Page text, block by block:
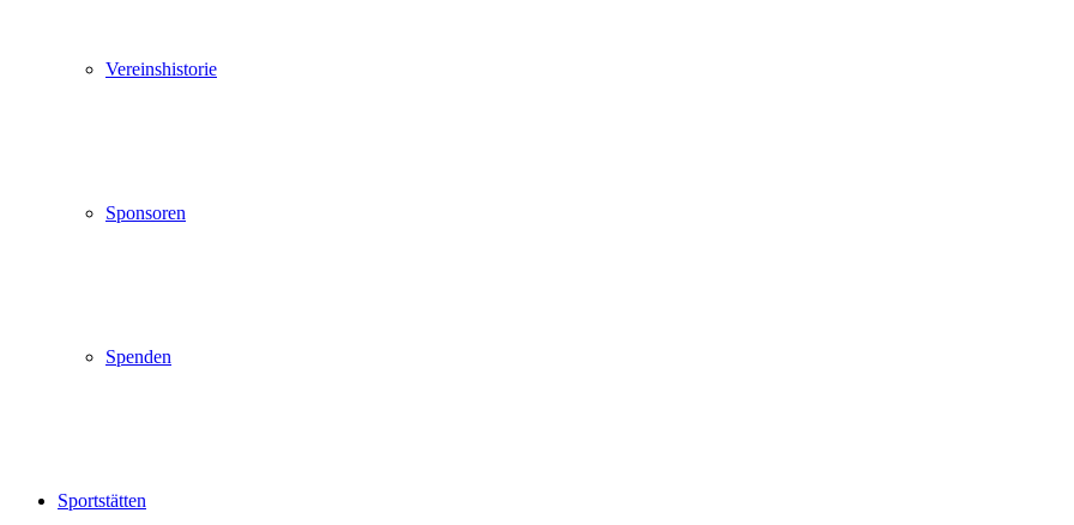
Vereinshistorie
Sponsoren
Spenden
Sportstätten